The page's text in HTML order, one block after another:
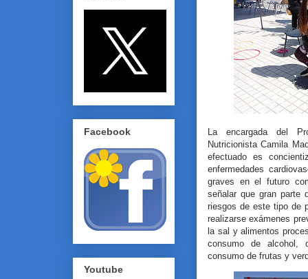
La encargada del
Nutricionista Camila
efectuado es
enfermedades
graves en el futuro
señalar que gran parte
riesgos de este tipo de
realizarse exámenes
la sal y alimentos
consumo de alcohol,
consumo de frutas y
Facebook
Youtube